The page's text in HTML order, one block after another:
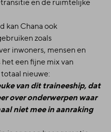
en de ruimtelijke
kan Chana ook
zoals
inwoners, mensen en
een fijne mix van
nieuwe:
van dit traineeship, dat
over onderwerpen waar
niet mee in aanraking